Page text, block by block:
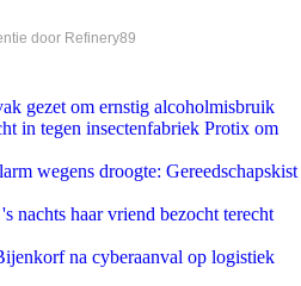
door Refinery89
gezet om ernstig alcoholmisbruik
in tegen insectenfabriek Protix om
wegens droogte: Gereedschapskist
nachts haar vriend bezocht terecht
na cyberaanval op logistiek